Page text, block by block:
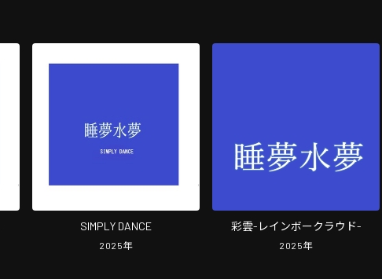
SIMPLY DANCE
2025年
彩雲-レインボークラウド-
2025年